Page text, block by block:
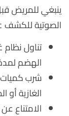
ينبغي للمريض
الصوتية للكشف
تناول
الهضم لمدة 3-4
شرب كميات
الغازية أو
الامتناع